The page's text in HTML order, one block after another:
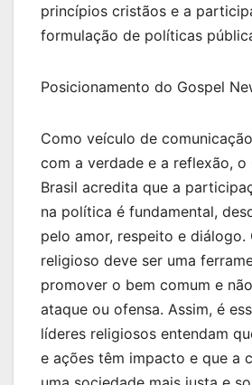
princípios cristãos e a
formulação de políticas
Posicionamento do Gospel
Como veículo de
com a verdade e a reflexão, o
Brasil acredita que a
na política é fundamental,
pelo amor, respeito e diálogo.
religioso deve ser uma
promover o bem comum e
ataque ou ofensa. Assim, é
líderes religiosos entendam
e ações têm impacto e que a